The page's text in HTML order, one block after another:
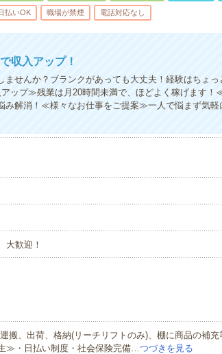
払いOK 職場が禁煙 電話対応なし
収入アップ！
せんか？ブランクがあっても大丈夫！経験はちょ
ップ≫残業は月20時間未満で、ほどよく稼げます！
み解消！≪様々なお仕事をご提案≫一人で悩まず気軽
大歓迎！
搬、出荷、格納(リーチリフトのみ)、棚に商品の補充
≫・日払い制度・社会保険完備…つづきを見る